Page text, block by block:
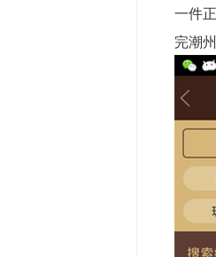
一件
完潮